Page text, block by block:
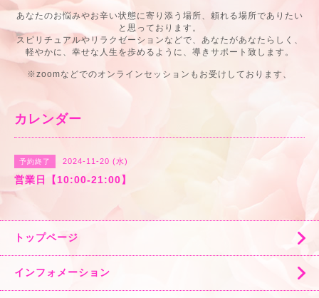
あなたのお悩みやお辛い状態に寄り添う場所、頼れる場所でありたい
と思っております。
スピリチュアルやリラクゼーションなどで、あなたがあなたらしく、
軽やかに、幸せな人生を歩めるように、導きサポート致します。
※zoomなどでのオンラインセッションもお受けしております、
カレンダー
予約終了 2024-11-20 (水)
営業日【10:00-21:00】
トップページ
インフォメーション